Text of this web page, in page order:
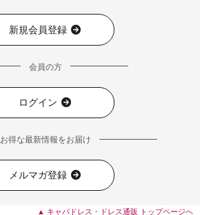
新規会員登録
会員の方
ログイン
お得な最新情報をお届け
メルマガ登録
▲ キャバドレス・ドレス通販 トップページへ